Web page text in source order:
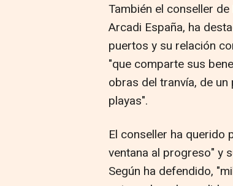
También el conseller
Arcadi España, ha
puertos y su relación
"que comparte sus
obras del tranvía, de
playas".
El conseller ha querido
ventana al progreso" y
Según ha defendido,